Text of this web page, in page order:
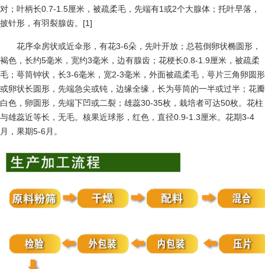
对；叶柄长0.7-1.5厘米，被疏柔毛，先端有1或2个大腺体；托叶早落，
披针形，有羽裂腺齿。[1]
花序伞房状或近伞形，有花3-6朵，先叶开放；总苞倒卵状椭圆形，
褐色，长约5毫米，宽约3毫米，边有腺齿；花梗长0.8-1.9厘米，被疏柔
毛；萼筒钟状，长3-6毫米，宽2-3毫米，外面被疏柔毛，萼片三角卵圆形
或卵状长圆形，先端急尖或钝，边缘全缘，长为萼筒的一半或过半；花瓣
白色，卵圆形，先端下凹或二裂；雄蕊30-35枚，栽培者可达50枚。花柱
与雄蕊近等长，无毛。核果近球形，红色，直径0.9-1.3厘米。花期3-4
月，果期5-6月。